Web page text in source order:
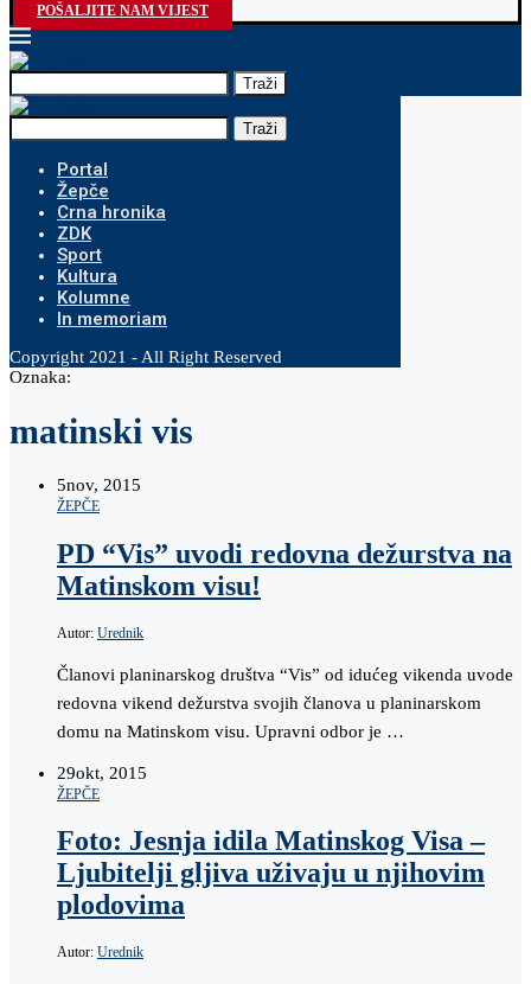
POŠALJITE NAM VIJEST
Traži
Traži
Portal
Žepče
Crna hronika
ZDK
Sport
Kultura
Kolumne
In memoriam
Copyright 2021 - All Right Reserved
Oznaka:
matinski vis
5nov, 2015
ŽEPČE
PD “Vis” uvodi redovna dežurstva na
Matinskom visu!
Autor: Urednik
Članovi planinarskog društva “Vis” od idućeg vikenda uvode
redovna vikend dežurstva svojih članova u planinarskom
domu na Matinskom visu. Upravni odbor je …
29okt, 2015
ŽEPČE
Foto: Jesnja idila Matinskog Visa –
Ljubitelji gljiva uživaju u njihovim
plodovima
Autor: Urednik